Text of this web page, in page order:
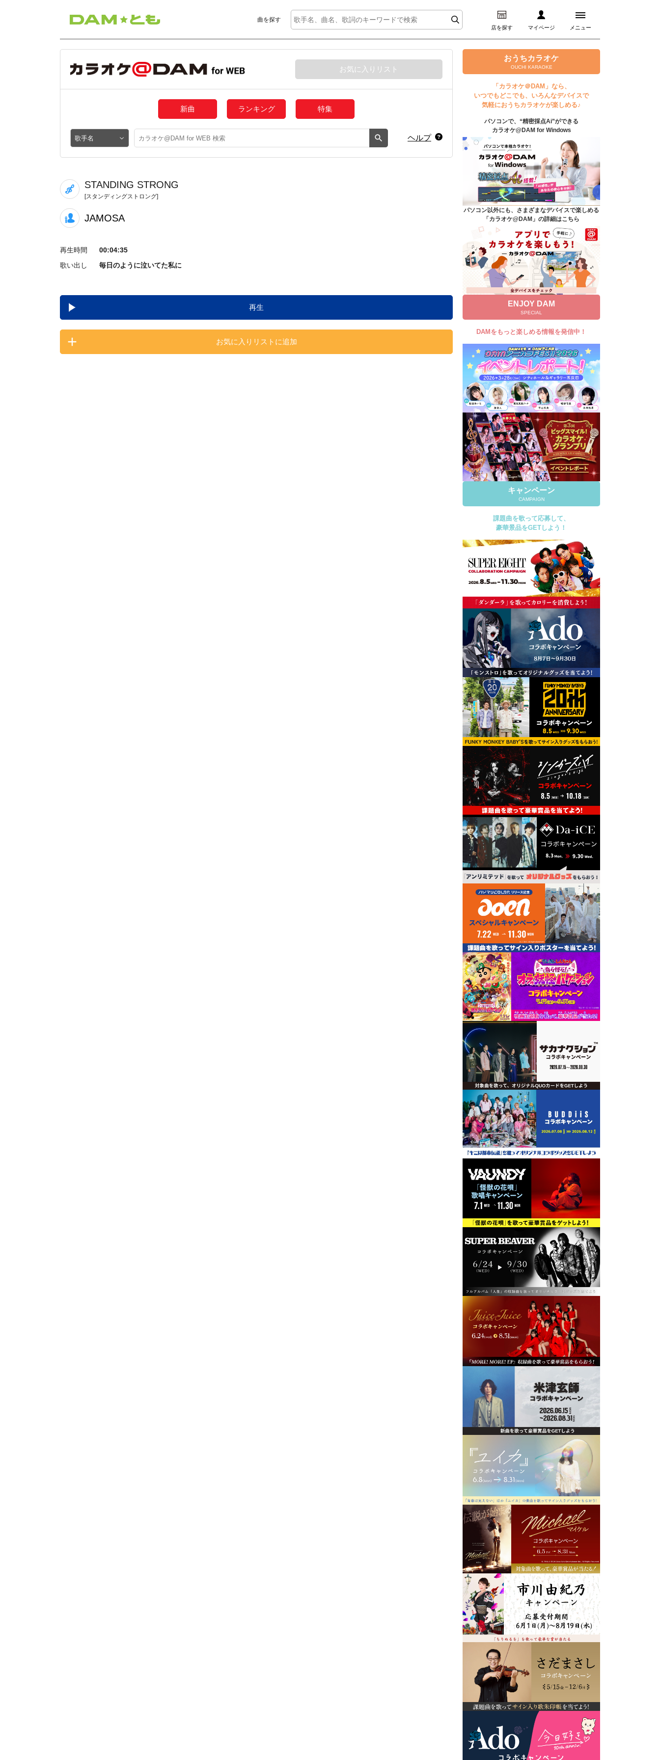
曲を探す
店を探す マイページ メニュー
ログイン
マイページ
プレミアムサービス
DAM★とも動画
DAM★とも録音
カラオケ＠DAM
ユーザー検索
キャンペーン
よくあるご質問
DAMの新曲・ランキングなど
カラオケ最新情報をチェック！
自宅でカラオケ歌い放題！
家族や友達と一緒に！練習にも！
お気に入りリスト
新曲 ランキング 特集
ヘルプ
STANDING STRONG
[スタンディングストロング]
JAMOSA
再生時間
00:04:35
歌い出し
毎日のように泣いてた私に
再生
お気に入りリストに追加
おうちカラオケ
OUCHI KARAOKE
「カラオケ＠DAM」なら、
いつでもどこでも、いろんなデバイスで
気軽におうちカラオケが楽しめる♪
パソコンで、“精密採点Ai”ができる
カラオケ@DAM for Windows
パソコン以外にも、さまざまなデバイスで楽しめる
「カラオケ@DAM」の詳細はこちら
ENJOY DAM
SPECIAL
DAMをもっと楽しめる情報を発信中！
キャンペーン
CAMPAIGN
課題曲を歌って応募して、
豪華景品をGETしよう！